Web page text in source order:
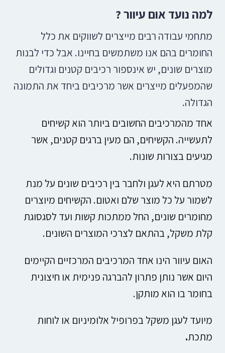
למה נועד אום עיוור ?
מתחמי עבודה רבים מייצרים לשווקים את כלל
החומרים בהם אנו משתמשים בחיינו. אבל כדי לבנות
מוצרים שונים, יש אינספור רכיבים קטנים וגדולים
שהמפעלים מייצרים אשר מרכיבים ביחד את התמונה
הגדולה.
אחד מהמרכיבים החשובים ביותר הואקשיחים
לתעשייה. הקשיחים, הם מעין ברגים קטנים, אשר
מגיעים בצורות שונות.
מטרתם היא לעגן ולחבר בין רכיבים שונים על מנת
לשמור על כל מוצר שלם ואטום. הקשיחים מיוצרים
מחומרים שונים, החל ממתכות קשות ועד לסגסוגת
קלת משקל, בהתאם לצרכי המוצרים השונים.
האום עיוור הינו אחד המרכיבים המרכזיים הקיימים
היום אשר נותן פתרון להברגה פנימית או חיצונית
בחומר בו הוא מותקן.
מיועד לעגן משקל בפרופיל אלומיניום או לוחות
מתכת.